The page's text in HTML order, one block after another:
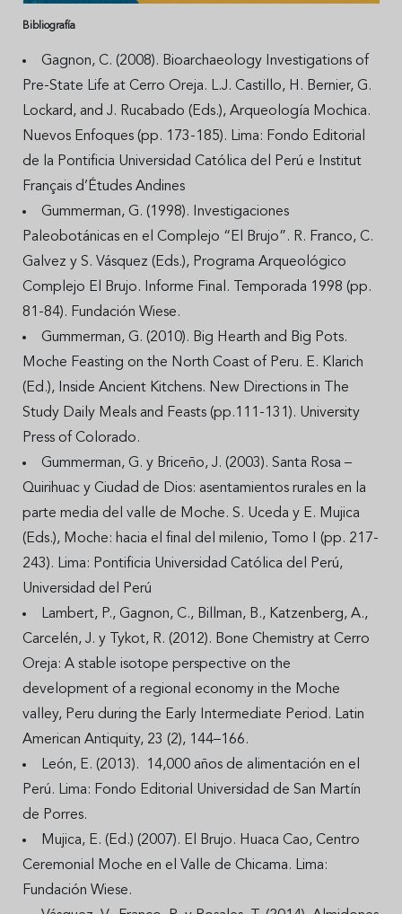
Bibliografía
Gagnon, C. (2008). Bioarchaeology Investigations of
Pre-State Life at Cerro Oreja. L.J. Castillo, H. Bernier, G.
Lockard, and J. Rucabado (Eds.), Arqueología Mochica.
Nuevos Enfoques (pp. 173-185). Lima: Fondo Editorial
de la Pontificia Universidad Católica del Perú e Institut
Français d’Études Andines
Gummerman, G. (1998). Investigaciones
Paleobotánicas en el Complejo “El Brujo”. R. Franco, C.
Galvez y S. Vásquez (Eds.), Programa Arqueológico
Complejo El Brujo. Informe Final. Temporada 1998 (pp.
81-84). Fundación Wiese.
Gummerman, G. (2010). Big Hearth and Big Pots.
Moche Feasting on the North Coast of Peru. E. Klarich
(Ed.), Inside Ancient Kitchens. New Directions in The
Study Daily Meals and Feasts (pp.111-131). University
Press of Colorado.
Gummerman, G. y Briceño, J. (2003). Santa Rosa –
Quirihuac y Ciudad de Dios: asentamientos rurales en la
parte media del valle de Moche. S. Uceda y E. Mujica
(Eds.), Moche: hacia el final del milenio, Tomo I (pp. 217-
243). Lima: Pontificia Universidad Católica del Perú,
Universidad del Perú
Lambert, P., Gagnon, C., Billman, B., Katzenberg, A.,
Carcelén, J. y Tykot, R. (2012). Bone Chemistry at Cerro
Oreja: A stable isotope perspective on the
development of a regional economy in the Moche
valley, Peru during the Early Intermediate Period. Latin
American Antiquity, 23 (2), 144–166.
León, E. (2013). 14,000 años de alimentación en el
Perú. Lima: Fondo Editorial Universidad de San Martín
de Porres.
Mujica, E. (Ed.) (2007). El Brujo. Huaca Cao, Centro
Ceremonial Moche en el Valle de Chicama. Lima:
Fundación Wiese.